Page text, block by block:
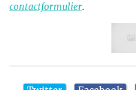
contactformulier.